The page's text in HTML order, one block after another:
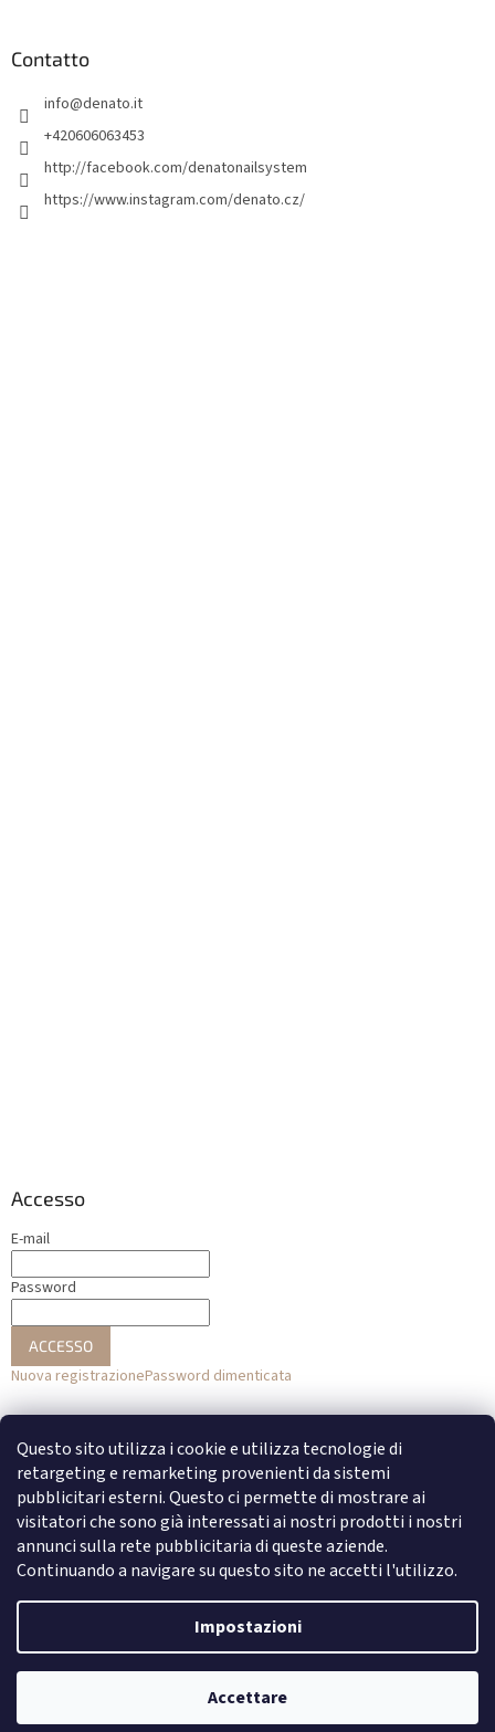
Questo sito utilizza i cookie e utilizza tecnologie di
retargeting e remarketing provenienti da sistemi
pubblicitari esterni. Questo ci permette di mostrare ai
visitatori che sono già interessati ai nostri prodotti i nostri
annunci sulla rete pubblicitaria di queste aziende.
Continuando a navigare su questo sito ne accetti l'utilizzo.
Impostazioni
Accettare
Contatto
info@denato.it
+420606063453
http://facebook.com/denatonailsystem
https://www.instagram.com/denato.cz/
Accesso
E-mail
Password
ACCESSO
Nuova registrazionePassword dimenticata
o
Accesso con Facebook
Accesso con Google
Copyright 2026DENATO. Tutti i diritti riservati.Modifica delle
impostazioni dei cookie